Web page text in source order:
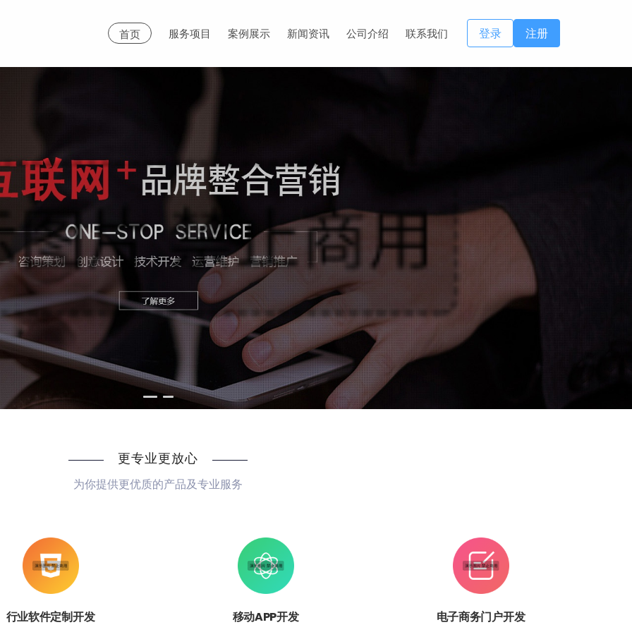
首页 服务项目 案例展示 新闻资讯 公司介绍 联系我们 登录 注册
更专业更放心
为你提供更优质的产品及专业服务
行业软件定制开发 移动APP开发 电子商务门户开发